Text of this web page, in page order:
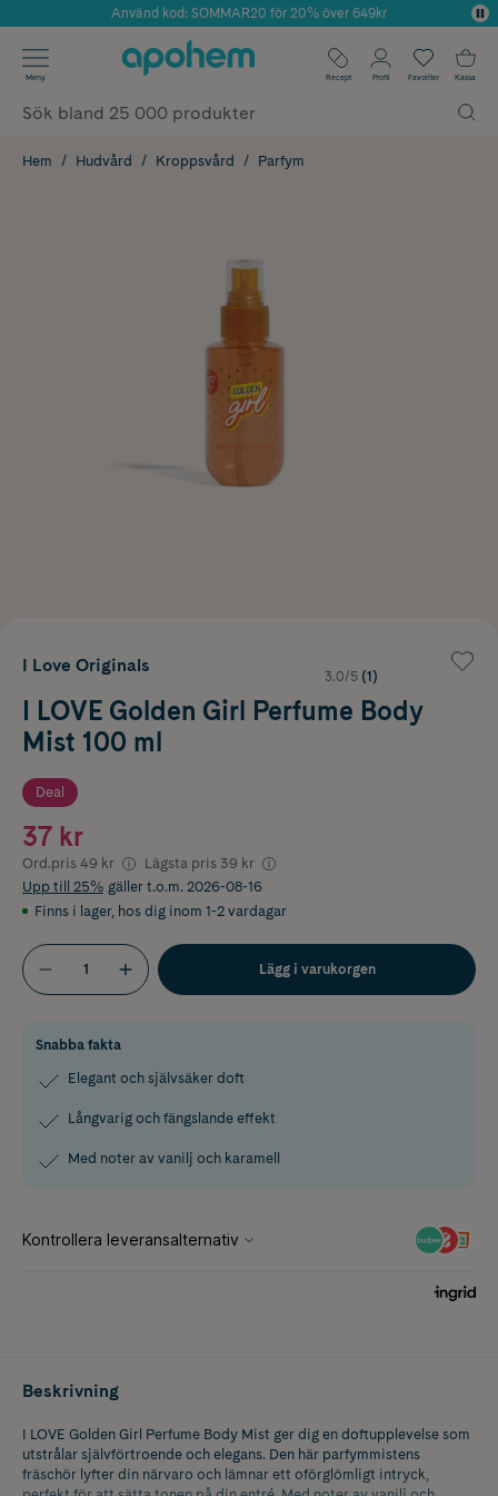
Årets Butik 2025 inom Skönhet
Använd kod: SOMMAR20 för 20% över 649kr
✓ Fri frakt
✓ Poäng på alla köp*
Meny Recept Profil Favoriter Kassa
Hem Hudvård Kroppsvård Parfym
I Love Originals
3.0/5 (1)
I LOVE Golden Girl Perfume Body
Mist 100 ml
Deal
37 kr
Ord.pris 49 kr Lägsta pris 39 kr
Upp till 25% gäller t.o.m. 2026-08-16
Finns i lager, hos dig inom 1-2 vardagar
Lägg i varukorgen
Snabba fakta
Elegant och självsäker doft
Långvarig och fängslande effekt
Med noter av vanilj och karamell
Beskrivning
I LOVE Golden Girl Perfume Body Mist ger dig en doftupplevelse som
utstrålar självförtroende och elegans. Den här parfymmistens
fräschör lyfter din närvaro och lämnar ett oförglömligt intryck,